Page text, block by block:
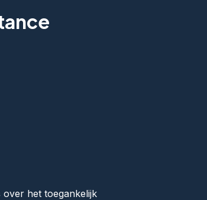
over het toegankelijk